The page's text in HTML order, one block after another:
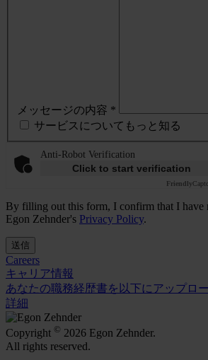
メッセージの内容 *
サービスについてもっと知る
Anti-Robot Verification
Click to start verification
Friendly
By filling out this form, I confirm that I have
Egon Zehnder's Privacy Policy.
送信
Careers
キャリア情報
あなたの職務経歴書を以下にアップロ
詳細
Copyright © 2026 Egon Zehnder.
All rights reserved.